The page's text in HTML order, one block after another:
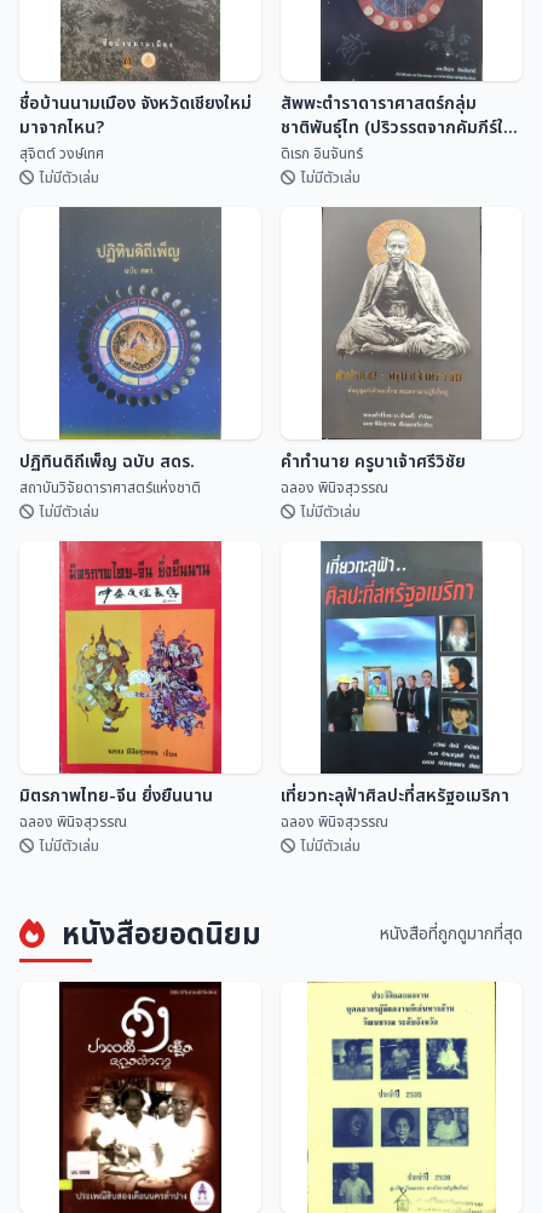
ชื่อบ้านนามเมือง จังหวัดเชียงใหม่
มาจากไหน?
สุจิตต์ วงษ์เทศ
ชื่อบ้านนามเมือง จังหวัดเชียงใหม่
มาจากไหน?
สุจิตต์ วงษ์เทศ
ไม่มีตัวเล่ม
สัพพะตำราดาราศาสตร์กลุ่ม
ชาติพันธุ์ไท (ปริวรรตจากคัมภีร์ใบ
ลานและพับสา)
ดิเรก อินจันทร์
สัพพะตำราดาราศาสตร์กลุ่ม
ชาติพันธุ์ไท (ปริวรรตจากคัมภีร์ใบ
ลานและพับสา)
ดิเรก อินจันทร์
ไม่มีตัวเล่ม
ปฏิทินดิถีเพ็ญ ฉบับ สดร.
สถาบันวิจัยดาราศาสตร...
ปฏิทินดิถีเพ็ญ ฉบับ สดร.
สถาบันวิจัยดาราศาสตร์แห่งชาติ
ไม่มีตัวเล่ม
คำทำนาย ครูบาเจ้าศรีวิชัย
ฉลอง พินิจสุวรรณ
คำทำนาย ครูบาเจ้าศรีวิชัย
ฉลอง พินิจสุวรรณ
ไม่มีตัวเล่ม
มิตรภาพไทย-จีน ยิ่งยืนนาน
มิตรภาพไทย-จีน ยิ่งยืนนาน
ฉลอง พินิจสุวรรณ
ไม่มีตัวเล่ม
เที่ยวทะลุฟ้าศิลปะที่สหรัฐอเมริกา
ฉลอง พินิจสุวรรณ
ไม่มีตัวเล่ม
หนังสือยอดนิยม หนังสือที่ถูกดูมากที่สุด